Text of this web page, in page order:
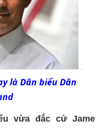
là Dân biểu Dân
vừa đắc cử Jame